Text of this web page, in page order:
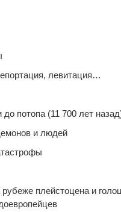
левитация…
потопа (11 700 лет
и людей
плейстоцена и